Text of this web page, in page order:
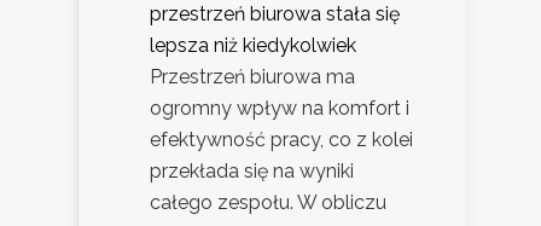
przestrzeń biurowa stała się
lepsza niż kiedykolwiek
Przestrzeń biurowa ma
ogromny wpływ na komfort i
efektywność pracy, co z kolei
przekłada się na wyniki
całego zespołu. W obliczu